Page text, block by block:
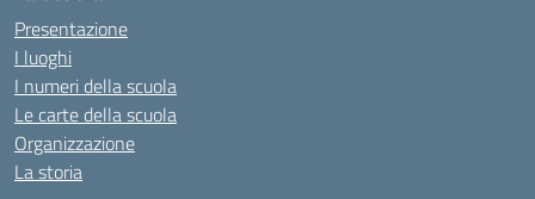
Presentazione
I luoghi
I numeri della scuola
Le carte della scuola
Organizzazione
La storia